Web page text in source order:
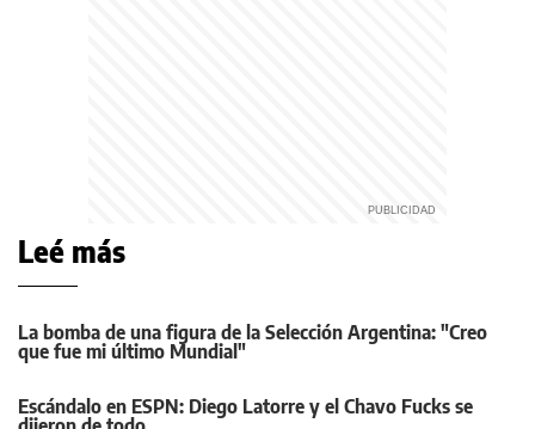
Leé más
La bomba de una figura de la Selección Argentina: "Creo
que fue mi último Mundial"
Escándalo en ESPN: Diego Latorre y el Chavo Fucks se